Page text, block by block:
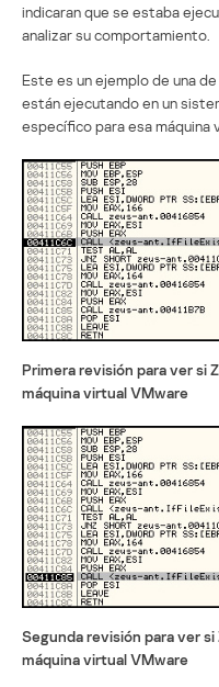
indicaran que se estaba
analizar su comportamiento.
Este es un ejemplo de una
están ejecutando en un
específico para esa máquina
Primera revisión para ver si
máquina virtual VMware
Segunda revisión para ver
máquina virtual VMware